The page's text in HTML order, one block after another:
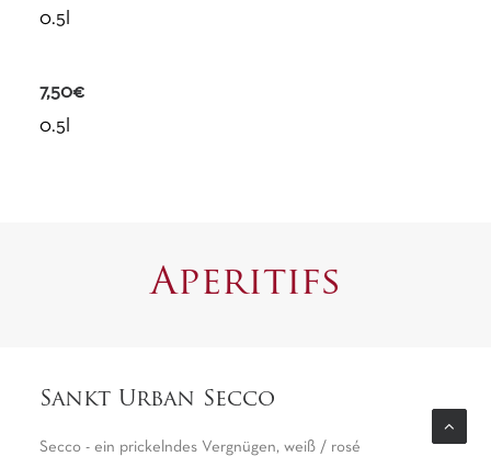
0.5l
7,50€
0.5l
Aperitifs
Sankt Urban Secco
Secco - ein prickelndes Vergnügen, weiß / rosé